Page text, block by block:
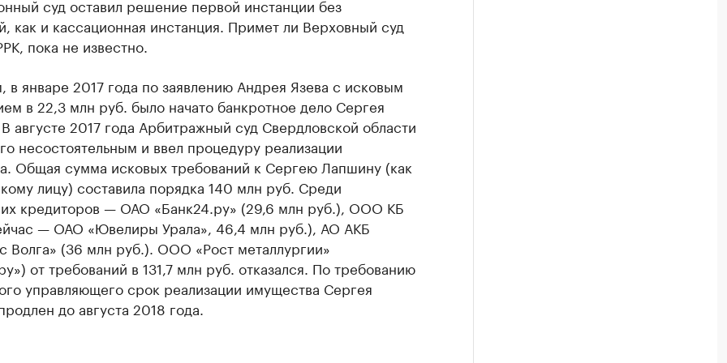
суд оставил решение первой инстанции без
как и кассационная инстанция. Примет ли Верховный суд
пока не известно.
в январе 2017 года по заявлению Андрея Язева с исковым
в 22,3 млн руб. было начато банкротное дело Сергея
августе 2017 года Арбитражный суд Свердловской области
несостоятельным и ввел процедуру реализации
Общая сумма исковых требований к Сергею Лапшину (как
лицу) составила порядка 140 млн руб. Среди
кредиторов — ОАО «Банк24.ру» (29,6 млн руб.), ООО КБ
— ОАО «Ювелиры Урала», 46,4 млн руб.), АО АКБ
Волга» (36 млн руб.). ООО «Рост металлургии»
от требований в 131,7 млн руб. отказался. По требованию
управляющего срок реализации имущества Сергея
до августа 2018 года.